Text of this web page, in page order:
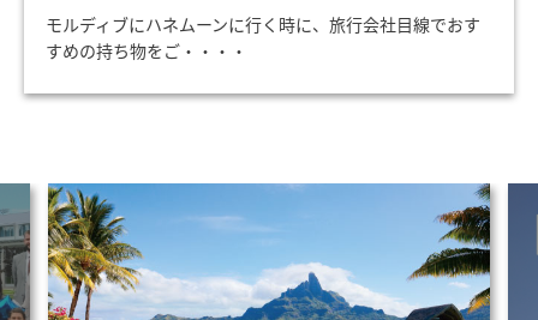
モルディブにハネムーンに行く時に、旅行会社目線でおす
すめの持ち物をご・・・・